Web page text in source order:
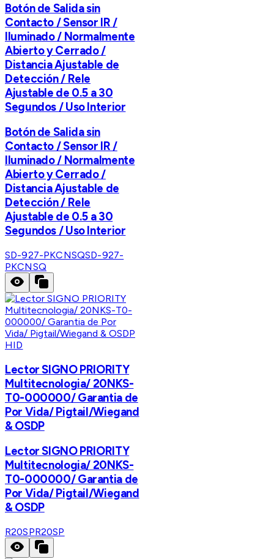
Botón de Salida sin
Contacto / Sensor IR /
Iluminado / Normalmente
Abierto y Cerrado /
Distancia Ajustable de
Detección / Rele
Ajustable de 0.5 a 30
Segundos / Uso Interior
Botón de Salida sin
Contacto / Sensor IR /
Iluminado / Normalmente
Abierto y Cerrado /
Distancia Ajustable de
Detección / Rele
Ajustable de 0.5 a 30
Segundos / Uso Interior
SD-927-PKCNSQSD-927-
PKCNSQ
HID
Lector SIGNO PRIORITY
Multitecnologia/ 20NKS-
T0-000000/ Garantia de
Por Vida/ Pigtail/Wiegand
& OSDP
Lector SIGNO PRIORITY
Multitecnologia/ 20NKS-
T0-000000/ Garantia de
Por Vida/ Pigtail/Wiegand
& OSDP
R20SPR20SP